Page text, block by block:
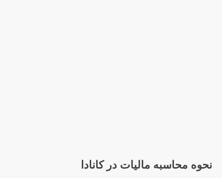
نحوه محاسبه مالیات در کانادا